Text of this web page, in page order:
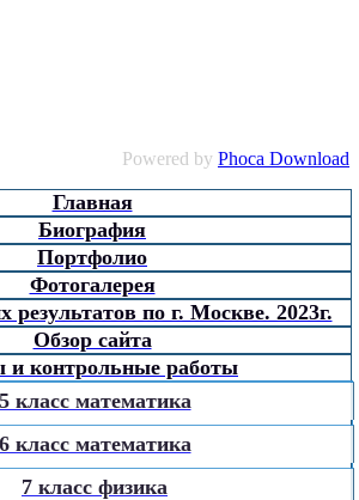
Powered by Phoca Download
Главная
Биография
Портфолио
Фотогалерея
по г. Москве. 2023г.
Обзор сайта
и контрольные работы
5 класс математика
6 класс математика
7 класс физика